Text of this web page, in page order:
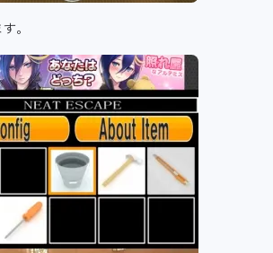
。